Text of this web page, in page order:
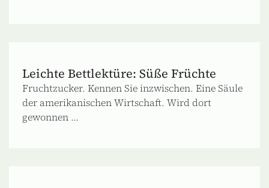
Leichte Bettlektüre: Süße Früchte
Fruchtzucker. Kennen Sie inzwischen. Eine Säule
der amerikanischen Wirtschaft. Wird dort
gewonnen ...